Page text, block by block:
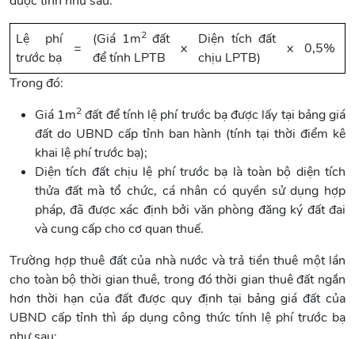
Lệ phí
trước bạ
=
(Giá 1m2đất
để tính LPTB
x
Diện tích đất
chịu LPTB)
x
0,5%
Trong đó:
Giá 1m2 đất để tính lệ phí trước bạ được lấy tại bảng giá
đất do UBND cấp tỉnh ban hành (tính tại thời điểm kê
khai lệ phí trước bạ);
Diện tích đất chịu lệ phí trước bạ là toàn bộ diện tích
thửa đất mà tổ chức, cá nhân có quyền sử dụng hợp
pháp, đã được xác định bởi văn phòng đăng ký đất đai
và cung cấp cho cơ quan thuế.
Trường hợp thuê đất của nhà nước và trả tiền thuê một lần
cho toàn bộ thời gian thuê, trong đó thời gian thuê đất ngắn
hơn thời hạn của đất được quy định tại bảng giá đất của
UBND cấp tỉnh thì áp dụng công thức tính lệ phí trước bạ